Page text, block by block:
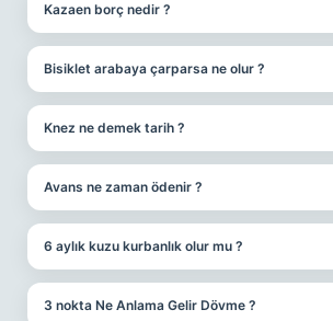
Kazaen borç nedir ?
Bisiklet arabaya çarparsa ne olur ?
Knez ne demek tarih ?
Avans ne zaman ödenir ?
6 aylık kuzu kurbanlık olur mu ?
3 nokta Ne Anlama Gelir Dövme ?